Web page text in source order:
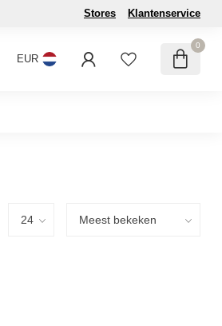
Stores Klantenservice
EUR
0